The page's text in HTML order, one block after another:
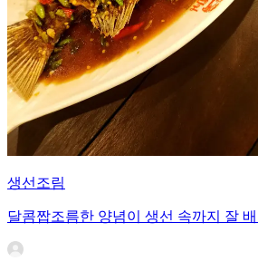
생선조림
달콤짭조름한 양념이 생선 속까지 잘